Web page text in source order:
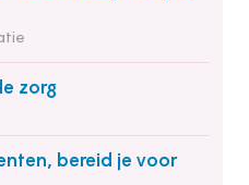
zorg
bereid je voor